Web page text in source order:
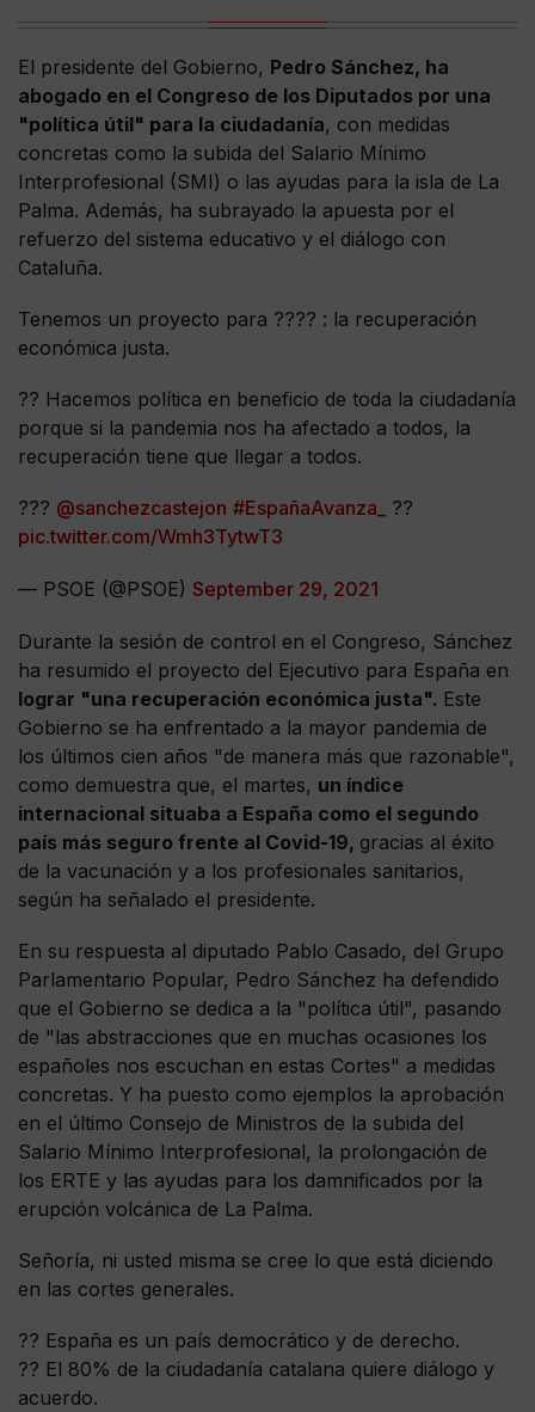
El presidente del Gobierno, Pedro Sánchez, ha
abogado en el Congreso de los Diputados por una
"política útil" para la ciudadanía, con medidas
concretas como la subida del Salario Mínimo
Interprofesional (SMI) o las ayudas para la isla de La
Palma. Además, ha subrayado la apuesta por el
refuerzo del sistema educativo y el diálogo con
Cataluña.
Tenemos un proyecto para ???? : la recuperación
económica justa.
?? Hacemos política en beneficio de toda la ciudadanía
porque si la pandemia nos ha afectado a todos, la
recuperación tiene que llegar a todos.
??? @sanchezcastejon #EspañaAvanza_
??
pic.twitter.com/Wmh3TytwT3
— PSOE (@PSOE) September 29, 2021
Durante la sesión de control en el Congreso, Sánchez
ha resumido el proyecto del Ejecutivo para España en
lograr "una recuperación económica justa". Este
Gobierno se ha enfrentado a la mayor pandemia de
los últimos cien años "de manera más que razonable",
como demuestra que, el martes, un índice
internacional situaba a España como el segundo
país más seguro frente al Covid-19, gracias al éxito
de la vacunación y a los profesionales sanitarios,
según ha señalado el presidente.
En su respuesta al diputado Pablo Casado, del Grupo
Parlamentario Popular, Pedro Sánchez ha defendido
que el Gobierno se dedica a la "política útil", pasando
de "las abstracciones que en muchas ocasiones los
españoles nos escuchan en estas Cortes" a medidas
concretas. Y ha puesto como ejemplos la aprobación
en el último Consejo de Ministros de la subida del
Salario Mínimo Interprofesional, la prolongación de
los ERTE y las ayudas para los damnificados por la
erupción volcánica de La Palma.
Señoría, ni usted misma se cree lo que está diciendo
en las cortes generales.
?? España es un país democrático y de derecho.
?? El 80% de la ciudadanía catalana quiere diálogo y
acuerdo.